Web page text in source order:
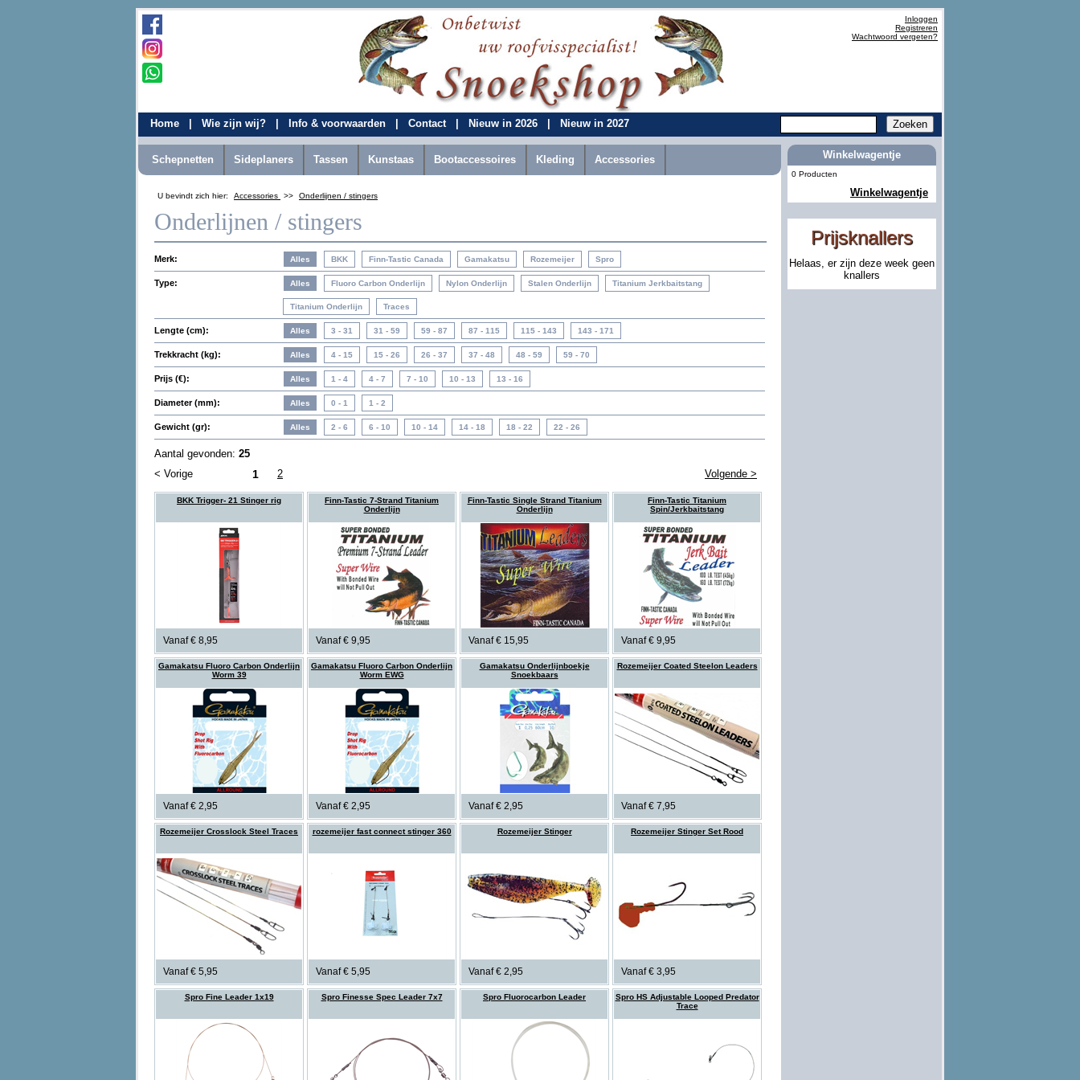
Inloggen
Registreren
Wachtwoord vergeten?
Home Wie zijn wij? Info & voorwaarden Contact Nieuw in 2026 Nieuw in 2027
Winkelwagentje
0 Producten
Winkelwagentje
Prijsknallers
Helaas, er zijn deze week geen
knallers
Schepnetten Sideplaners Tassen Kunstaas Bootaccessoires Kleding Accessories
U bevindt zich hier: Accessories >> Onderlijnen / stingers
Onderlijnen / stingers
Merk:
Type:
Lengte (cm):
Trekkracht (kg):
Prijs (€):
Diameter (mm):
Gewicht (gr):
Aantal gevonden: 25
< Vorige
1 2 Volgende >
BKK Trigger- 21 Stinger rig
Vanaf € 8,95
Finn-Tastic 7-Strand Titanium
Onderlijn
Vanaf € 9,95
Finn-Tastic Single Strand Titanium
Onderlijn
Vanaf € 15,95
Finn-Tastic Titanium
Spin/Jerkbaitstang
Vanaf € 9,95
Gamakatsu Fluoro Carbon Onderlijn
Worm 39
Vanaf € 2,95
Gamakatsu Fluoro Carbon Onderlijn
Worm EWG
Vanaf € 2,95
Gamakatsu Onderlijnboekje
Snoekbaars
Vanaf € 2,95
Rozemeijer Coated Steelon Leaders
Vanaf € 7,95
Rozemeijer Crosslock Steel Traces
Vanaf € 5,95
rozemeijer fast connect stinger 360
Vanaf € 5,95
Rozemeijer Stinger
Vanaf € 2,95
Rozemeijer Stinger Set Rood
Vanaf € 3,95
Spro Fine Leader 1x19 Spro Finesse Spec Leader 7x7 Spro Fluorocarbon Leader
Spro HS Adjustable Looped Predator
Trace